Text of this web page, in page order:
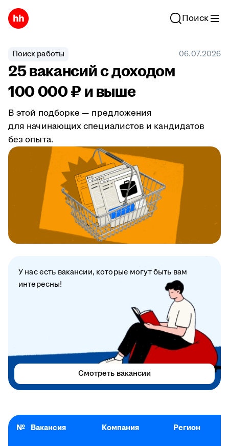
Поиск
Поиск работы 06.07.2026
25 вакансий с доходом
100 000 ₽ и выше
В этой подборке — предложения
для начинающих специалистов и кандидатов
без опыта.
№ Вакансия Компания Регион
У нас есть вакансии, которые могут быть вам
интересны!
Смотреть вакансии